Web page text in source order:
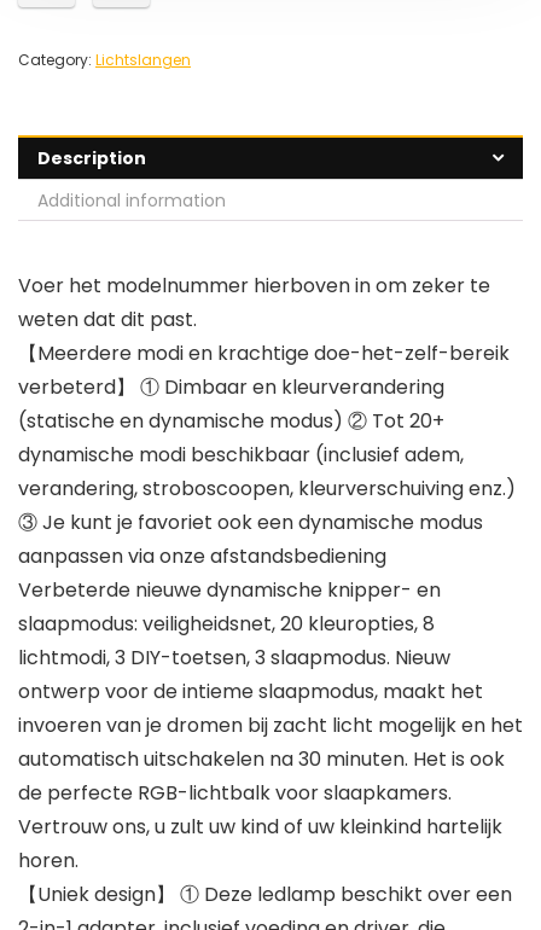
Category: Lichtslangen
Description
Additional information
Voer het modelnummer hierboven in om zeker te
weten dat dit past.
【Meerdere modi en krachtige doe-het-zelf-bereik
verbeterd】 ① Dimbaar en kleurverandering
(statische en dynamische modus) ② Tot 20+
dynamische modi beschikbaar (inclusief adem,
verandering, stroboscoopen, kleurverschuiving enz.)
③ Je kunt je favoriet ook een dynamische modus
aanpassen via onze afstandsbediening
Verbeterde nieuwe dynamische knipper- en
slaapmodus: veiligheidsnet, 20 kleuropties, 8
lichtmodi, 3 DIY-toetsen, 3 slaapmodus. Nieuw
ontwerp voor de intieme slaapmodus, maakt het
invoeren van je dromen bij zacht licht mogelijk en het
automatisch uitschakelen na 30 minuten. Het is ook
de perfecte RGB-lichtbalk voor slaapkamers.
Vertrouw ons, u zult uw kind of uw kleinkind hartelijk
horen.
【Uniek design】 ① Deze ledlamp beschikt over een